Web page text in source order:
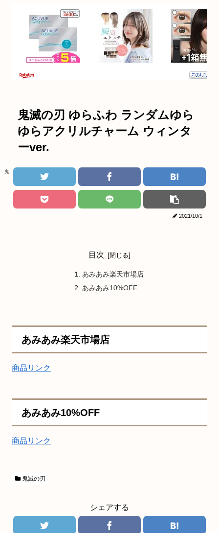
鬼滅の刃 ゆらふわ ランダムゆら
ゆらアクリルチャーム ウィンタ
ーver.
鬼滅の刃
2021/10/1
目次
あみあみ楽天市場店
あみあみ10%OFF
あみあみ楽天市場店
商品リンク
あみあみ10%OFF
商品リンク
鬼滅の刃
シェアする